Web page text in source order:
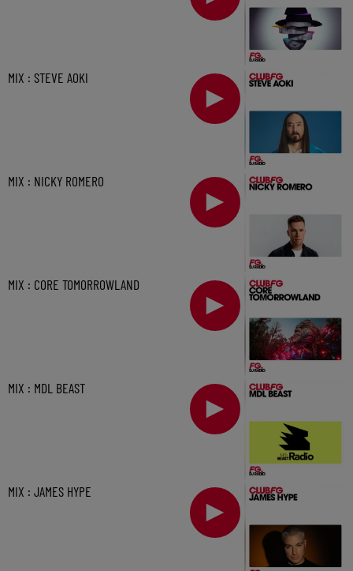
MIX : STEVE AOKI
MIX : NICKY ROMERO
MIX : CORE TOMORROWLAND
MIX : MDL BEAST
MIX : JAMES HYPE